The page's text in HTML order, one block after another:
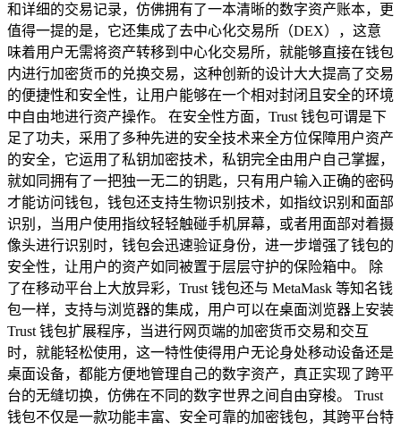
和详细的交易记录，仿佛拥有了一本清晰的数字资产账本，更
值得一提的是，它还集成了去中心化交易所（DEX），这意
味着用户无需将资产转移到中心化交易所，就能够直接在钱包
内进行加密货币的兑换交易，这种创新的设计大大提高了交易
的便捷性和安全性，让用户能够在一个相对封闭且安全的环境
中自由地进行资产操作。 在安全性方面，Trust 钱包可谓是下
足了功夫，采用了多种先进的安全技术来全方位保障用户资产
的安全，它运用了私钥加密技术，私钥完全由用户自己掌握，
就如同拥有了一把独一无二的钥匙，只有用户输入正确的密码
才能访问钱包，钱包还支持生物识别技术，如指纹识别和面部
识别，当用户使用指纹轻轻触碰手机屏幕，或者用面部对着摄
像头进行识别时，钱包会迅速验证身份，进一步增强了钱包的
安全性，让用户的资产如同被置于层层守护的保险箱中。 除
了在移动平台上大放异彩，Trust 钱包还与 MetaMask 等知名钱
包一样，支持与浏览器的集成，用户可以在桌面浏览器上安装
Trust 钱包扩展程序，当进行网页端的加密货币交易和交互
时，就能轻松使用，这一特性使得用户无论身处移动设备还是
桌面设备，都能方便地管理自己的数字资产，真正实现了跨平
台的无缝切换，仿佛在不同的数字世界之间自由穿梭。 Trust
钱包不仅是一款功能丰富、安全可靠的加密钱包，其跨平台特